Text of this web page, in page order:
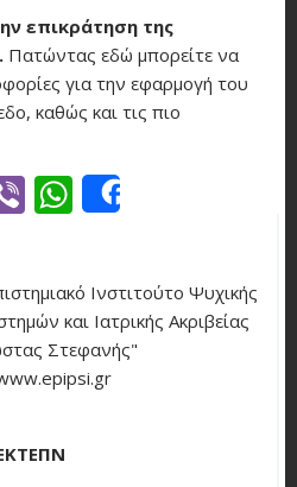
επικράτηση της
Πατώντας εδώ μπορείτε να
για την εφαρμογή του
καθώς και τις πιο
ViberWhatsApp
Ινστιτούτο Ψυχικής
και Ιατρικής Ακριβείας
Στεφανής"